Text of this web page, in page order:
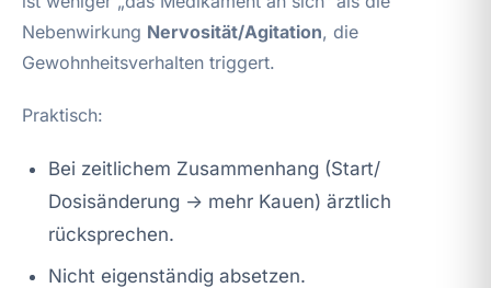
Nebenwirkung Nervosität/Agitation, die
Gewohnheitsverhalten triggert.
Praktisch:
Bei zeitlichem Zusammenhang (Start/
Dosisänderung → mehr Kauen) ärztlich
rücksprechen.
Nicht eigenständig absetzen.